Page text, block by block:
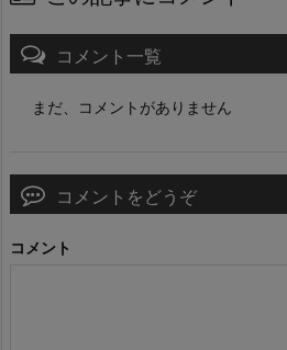
コメント一覧
まだ、コメントがありません
コメントをどうぞ
コメント